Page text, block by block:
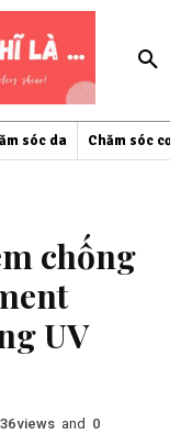
sóc da Chăm sóc cơ
chống
UV
views and 0